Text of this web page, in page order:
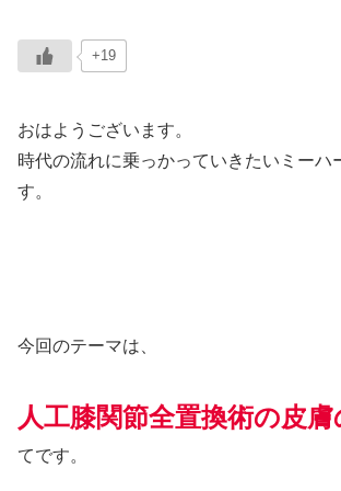
+19
おはようございます。
時代の流れに乗っかっていきたいミーハ
す。
今回のテーマは、
人工膝関節全置換術の皮膚
てです。